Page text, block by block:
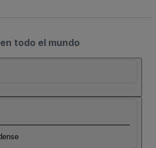
todo el mundo